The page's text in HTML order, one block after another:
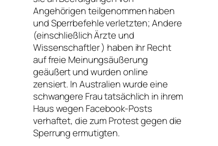
Angehörigen teilgenommen haben
und Sperrbefehle verletzten; Andere
(einschließlich Ärzte und
Wissenschaftler ) haben ihr Recht
auf freie Meinungsäußerung
geäußert und wurden online
zensiert. In Australien wurde eine
schwangere Frau tatsächlich in ihrem
Haus wegen Facebook-Posts
verhaftet, die zum Protest gegen die
Sperrung ermutigten.